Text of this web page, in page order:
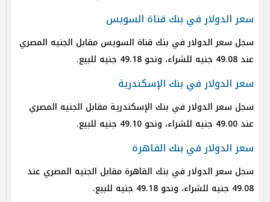
سعر الدولار في بنك قناة السويس
سجل سعر الدولار في بنك قناة السويس مقابل الجنيه المصري
عند 49.08 جنيه للشراء، ونحو 49.18 جنيه للبيع.
سعر الدولار في بنك الإسكندرية
سجل سعر الدولار في بنك الإسكندرية مقابل الجنيه المصري
عند 49.00 جنيه للشراء، ونحو 49.10 جنيه للبيع.
سعر الدولار في بنك القاهرة
سجل سعر الدولار في بنك القاهرة مقابل الجنيه المصري عند
49.08 جنيه للشراء، ونحو 49.18 جنيه للبيع.